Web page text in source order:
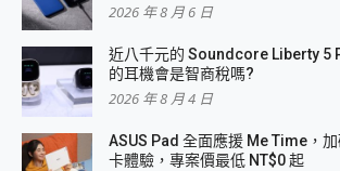
2026 年 8 月 6 日
近八千元的 Soundcore Liberty 5
的耳機會是智商稅嗎?
2026 年 8 月 4 日
ASUS Pad 全面應援 Me Time，
卡體驗，專案價最低 NT$0 起